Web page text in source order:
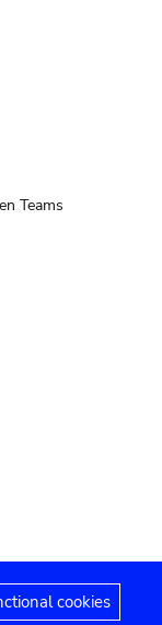
Teams
cookies